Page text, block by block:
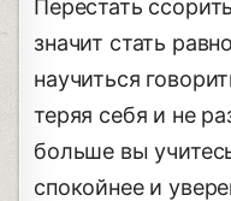
Перестать
значит стать
научиться
теряя себя и не
больше вы
спокойнее и